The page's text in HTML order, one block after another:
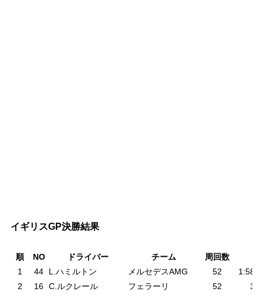
イギリスGP決勝結果
順 NO ドライバー チーム 周回数
1
44 L.ハミルトン メルセデスAMG 52
2
16 C.ルクレール フェラーリ 52